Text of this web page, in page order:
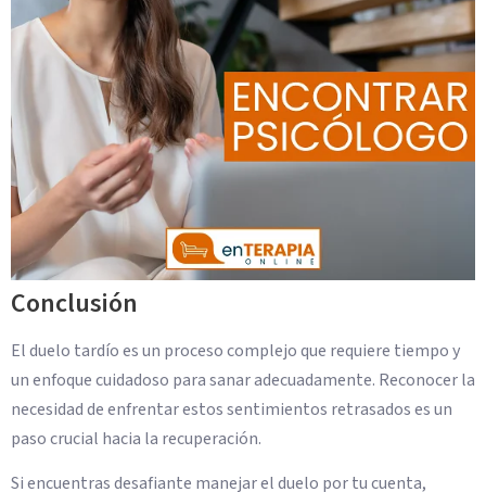
Conclusión
El duelo tardío es un proceso complejo que requiere tiempo y
un enfoque cuidadoso para sanar adecuadamente. Reconocer la
necesidad de enfrentar estos sentimientos retrasados es un
paso crucial hacia la recuperación.
Si encuentras desafiante manejar el duelo por tu cuenta,